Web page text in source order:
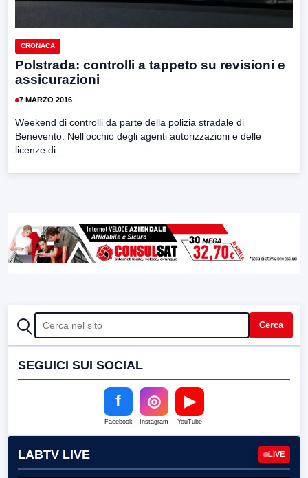
CRONACA
Polstrada: controlli a tappeto su revisioni e
assicurazioni
7 MARZO 2016
Weekend di controlli da parte della polizia stradale di
Benevento. Nell’occhio degli agenti autorizzazioni e delle
licenze di...
CERCA Cerca
SEGUICI SUI SOCIAL
f
Facebook
◎
Instagram
▶
YouTube
LABTV LIVE LIVE